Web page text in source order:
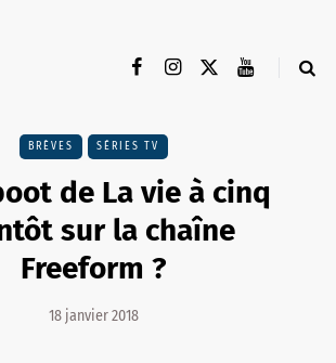
BRÈVES SÉRIES TV
de La vie à cinq
sur la chaîne
Freeform ?
18 janvier 2018